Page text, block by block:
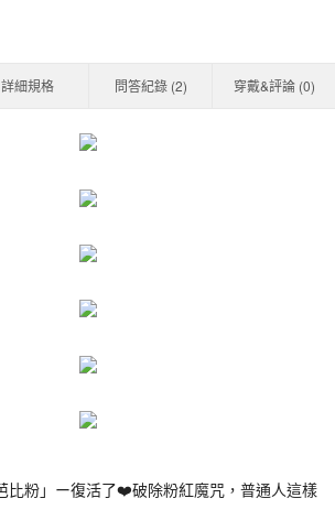
詳細規格 問答紀錄 (2) 穿戴&評論 (0)